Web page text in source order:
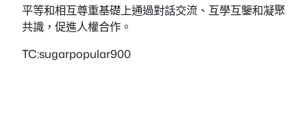
平等和相互尊重基礎上通過對話交流、互學互鑒和凝聚
共識，促進人權合作。
TC:sugarpopular900